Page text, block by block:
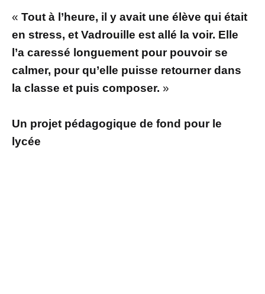
« Tout à l’heure, il y avait une élève qui était
en stress, et Vadrouille est allé la voir. Elle
l’a caressé longuement pour pouvoir se
calmer, pour qu’elle puisse retourner dans
la classe et puis composer. »
Un projet pédagogique de fond pour le
lycée